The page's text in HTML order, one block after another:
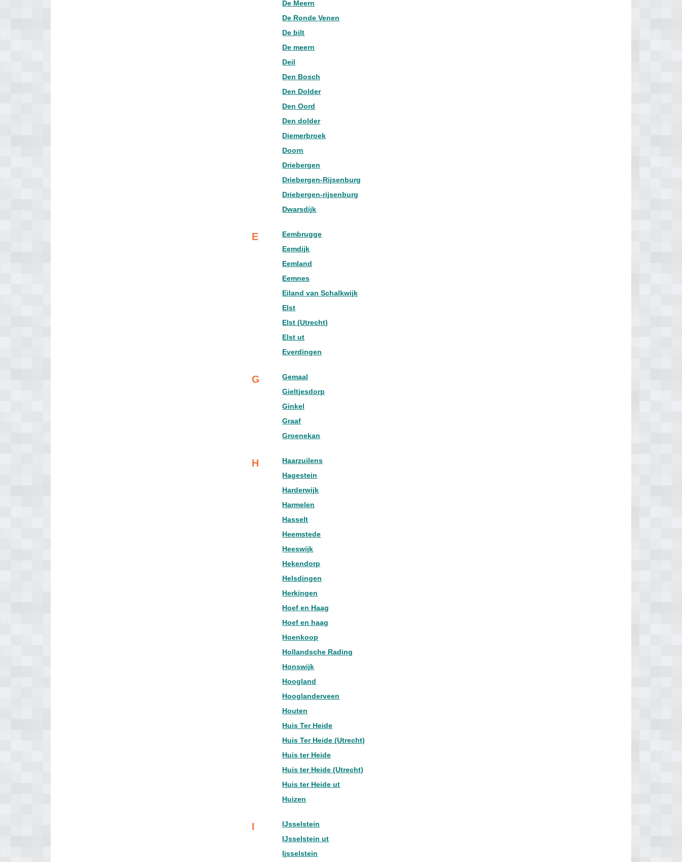
De Meern
De Ronde Venen
De bilt
De meern
Deil
Den Bosch
Den Dolder
Den Oord
Den dolder
Diemerbroek
Doorn
Driebergen
Driebergen-Rijsenburg
Driebergen-rijsenburg
Dwarsdijk
E
Eembrugge
Eemdijk
Eemland
Eemnes
Eiland van Schalkwijk
Elst
Elst (Utrecht)
Elst ut
Everdingen
G
Gemaal
Gieltjesdorp
Ginkel
Graaf
Groenekan
H
Haarzuilens
Hagestein
Harderwijk
Harmelen
Hasselt
Heemstede
Heeswijk
Hekendorp
Helsdingen
Herkingen
Hoef en Haag
Hoef en haag
Hoenkoop
Hollandsche Rading
Honswijk
Hoogland
Hooglanderveen
Houten
Huis Ter Heide
Huis Ter Heide (Utrecht)
Huis ter Heide
Huis ter Heide (Utrecht)
Huis ter Heide ut
Huizen
I
IJsselstein
IJsselstein ut
Ijsselstein